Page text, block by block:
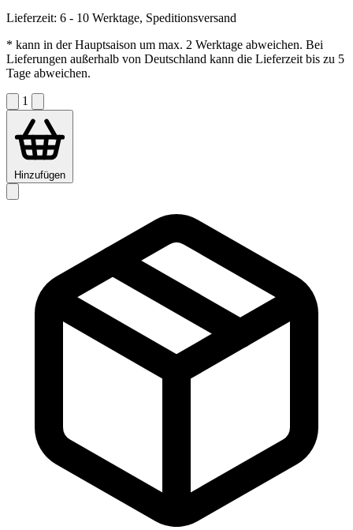
Lieferzeit: 6 - 10 Werktage, Speditionsversand
* kann in der Hauptsaison um max. 2 Werktage abweichen. Bei
Lieferungen außerhalb von Deutschland kann die Lieferzeit bis zu 5
Tage abweichen.
1
Hinzufügen